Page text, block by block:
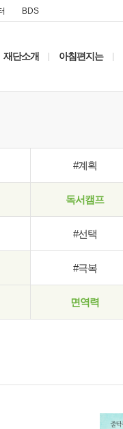
BDS
재단소개 아침편지는
#계획
독서캠프
#선택
#극복
면역력